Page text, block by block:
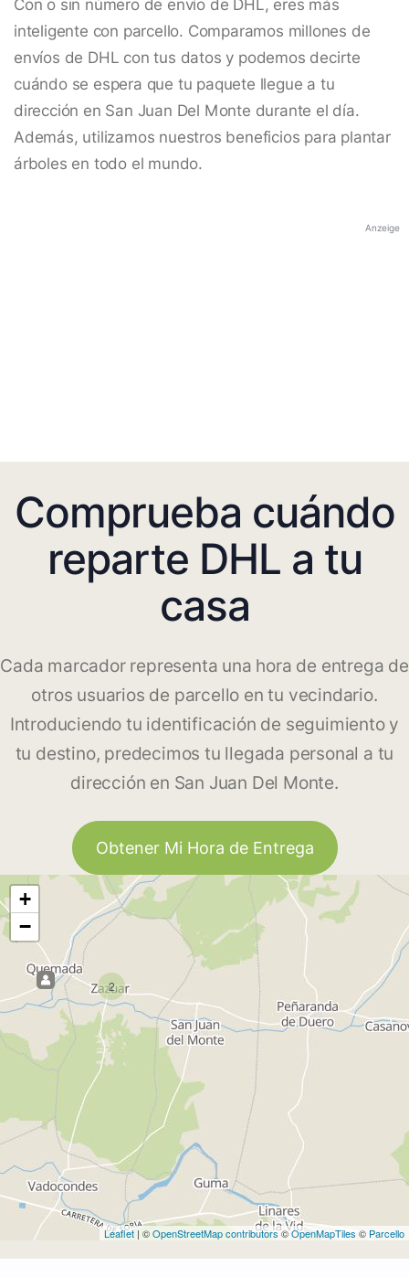
Con o sin número de envío de DHL, eres más
inteligente con parcello. Comparamos millones de
envíos de DHL con tus datos y podemos decirte
cuándo se espera que tu paquete llegue a tu
dirección en San Juan Del Monte durante el día.
Además, utilizamos nuestros beneficios para plantar
árboles en todo el mundo.
Anzeige
Comprueba cuándo
reparte DHL a tu
casa
Cada marcador representa una hora de entrega de
otros usuarios de parcello en tu vecindario.
Introduciendo tu identificación de seguimiento y
tu destino, predecimos tu llegada personal a tu
dirección en San Juan Del Monte.
Obtener Mi Hora de Entrega
2
+
−
Leaflet | ©OpenStreetMap contributors©OpenMapTiles © Parcello